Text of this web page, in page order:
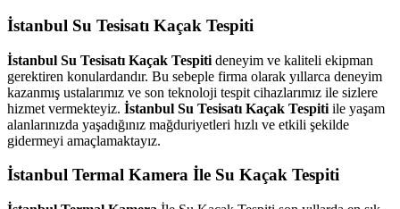
İstanbul Su Tesisatı Kaçak Tespiti
İstanbul Su Tesisatı Kaçak Tespiti deneyim ve kaliteli ekipman
gerektiren konulardandır. Bu sebeple firma olarak yıllarca deneyim
kazanmış ustalarımız ve son teknoloji tespit cihazlarımız ile sizlere
hizmet vermekteyiz. İstanbul Su Tesisatı Kaçak Tespiti ile yaşam
alanlarınızda yaşadığınız mağduriyetleri hızlı ve etkili şekilde
gidermeyi amaçlamaktayız.
İstanbul Termal Kamera İle Su Kaçak Tespiti